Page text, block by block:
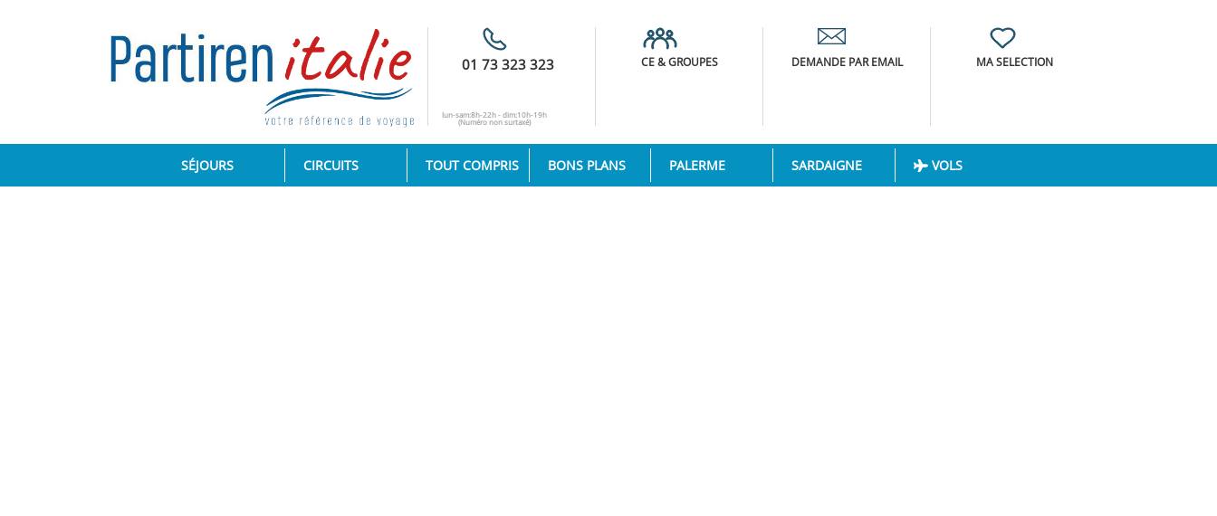
01 73 323 323
lun-sam:8h-22h - dim:10h-19h
(Numéro non surtaxé)
CE & GROUPES DEMANDE PAR EMAIL MA SELECTION
SÉJOURS(CURRENT) CIRCUITS TOUT COMPRIS BONS PLANS PALERME SARDAIGNE VOLS